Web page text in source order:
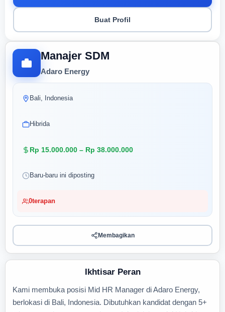
Manajer SDM
Adaro Energy
Bali, Indonesia
Hibrida
Rp 15.000.000 – Rp 38.000.000
Baru-baru ini diposting
0terapan
Membagikan
Ikhtisar Peran
Kami membuka posisi Mid HR Manager di Adaro Energy,
berlokasi di Bali, Indonesia. Dibutuhkan kandidat dengan 5+
Buat Profil